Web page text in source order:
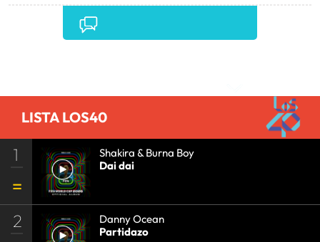
LISTA LOS40
1
Shakira & Burna Boy
Dai dai
2
Danny Ocean
Partidazo